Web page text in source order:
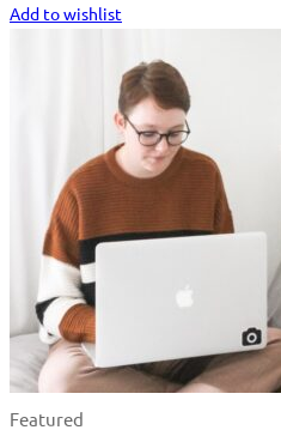
Add to wishlist
Featured